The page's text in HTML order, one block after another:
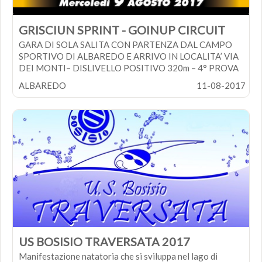
LUNGO fino al 14 Agosto € 20,00 comprensivo di pranzo
e pacco gara per i primi 150 iscritti -
GRISCIUN SPRINT - GOINUP CIRCUIT
GARA DI SOLA SALITA CON PARTENZA DAL CAMPO
SPORTIVO DI ALBAREDO E ARRIVO IN LOCALITA’ VIA
DEI MONTI– DISLIVELLO POSITIVO 320m – 4° PROVA
Ritrovo: 18:30
Partenza: 20:00
COSTO ISCRIZIONE: 10 Euro
Apertura iscrizioni:16 luglio 2017
Chiusura iscrioni: 8 Agosto 2017
ALBAREDO 11-08-2017
US BOSISIO TRAVERSATA 2017
Manifestazione natatoria che si sviluppa nel lago di